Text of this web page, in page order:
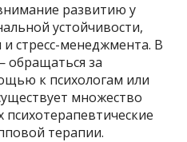
развитию у
устойчивости,
стресс-менеджмента. В
обращаться за
к психологам или
множество
терапии.